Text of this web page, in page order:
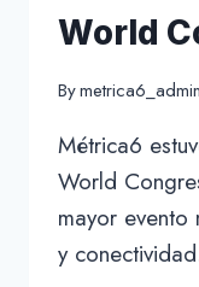
World
Bymetrica6_admin
Métrica6
World
mayor
y